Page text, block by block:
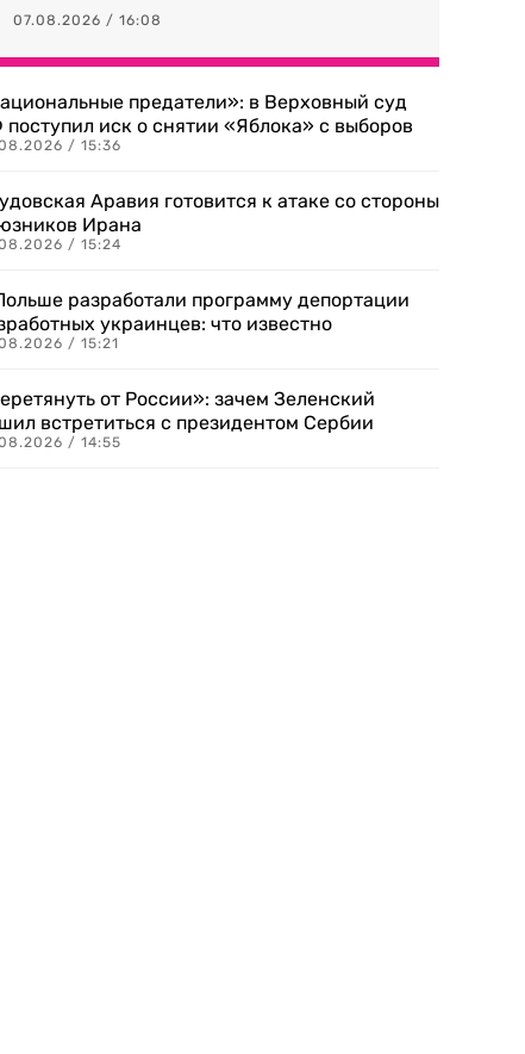
07.08.2026 / 16:08
предатели»: в Верховный суд
иск о снятии «Яблока» с выборов
/ 15:36
Аравия готовится к атаке со стороны
Ирана
/ 15:24
разработали программу депортации
украинцев: что известно
/ 15:21
от России»: зачем Зеленский
встретиться с президентом Сербии
/ 14:55